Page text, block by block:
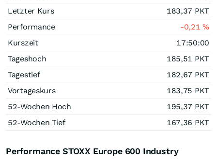
Letzter Kurs
183,37 PKT
Performance
-0,21%
Kurszeit
17:50:00
Tageshoch
185,51 PKT
Tagestief
182,67 PKT
Vortageskurs
183,75 PKT
52-Wochen Hoch
195,37 PKT
52-Wochen Tief
167,36 PKT
Performance STOXX Europe 600 Industry